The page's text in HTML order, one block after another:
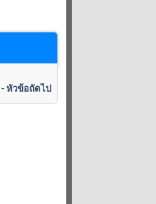
-หัวข้อถัดไป